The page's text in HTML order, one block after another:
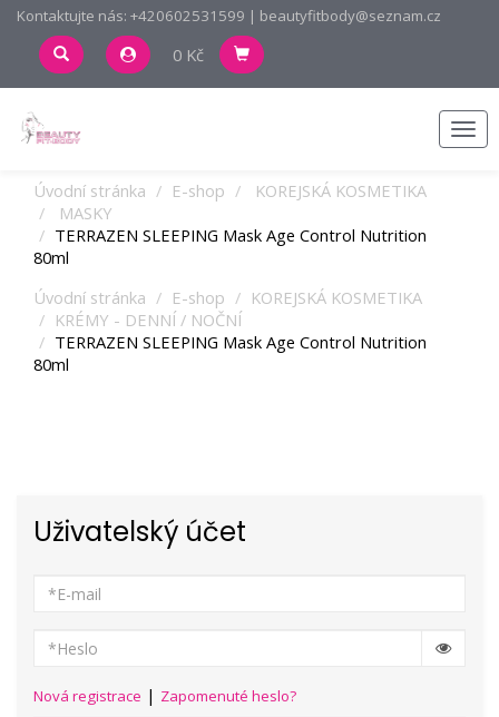
Kontaktujte nás: +420602531599 | beautyfitbody@seznam.cz
0 Kč
Úvodní stránka E-shop
KOREJSKÁ KOSMETIKA
MASKY
TERRAZEN SLEEPING Mask Age Control Nutrition
80ml
Úvodní stránka
E-shop
KOREJSKÁ KOSMETIKA
KRÉMY - DENNÍ / NOČNÍ
TERRAZEN SLEEPING Mask Age Control Nutrition
80ml
Uživatelský účet
Nová registrace | Zapomenuté heslo?